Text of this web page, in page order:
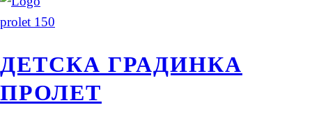
ДЕТСКА ГРАДИНКА
ПРОЛЕТ